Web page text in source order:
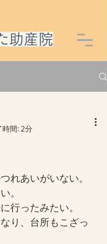
助産院
時間: 2分
れあいがいない。
。
行ったみたい。
り、台所もこざっ